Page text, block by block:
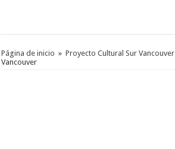
Página de inicio » Proyecto Cultural Sur Vancouver
Vancouver